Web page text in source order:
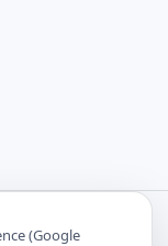
(Google